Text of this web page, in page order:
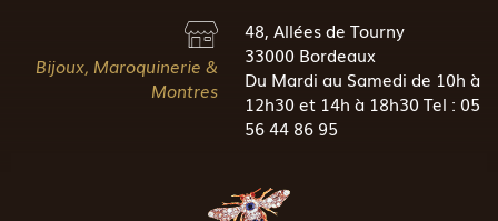
Bijoux, Maroquinerie &
Montres
48, Allées de Tourny
33000 Bordeaux
Du Mardi au Samedi de 10h à
12h30 et 14h à 18h30 Tel : 05
56 44 86 95